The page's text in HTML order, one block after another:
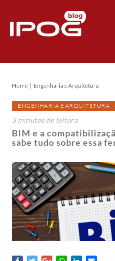
Home Engenharia e Arquitetura
ENGENHARIA E ARQUITETURA
3 minutosde leitura
BIM e a
sabe tudo sobre essa